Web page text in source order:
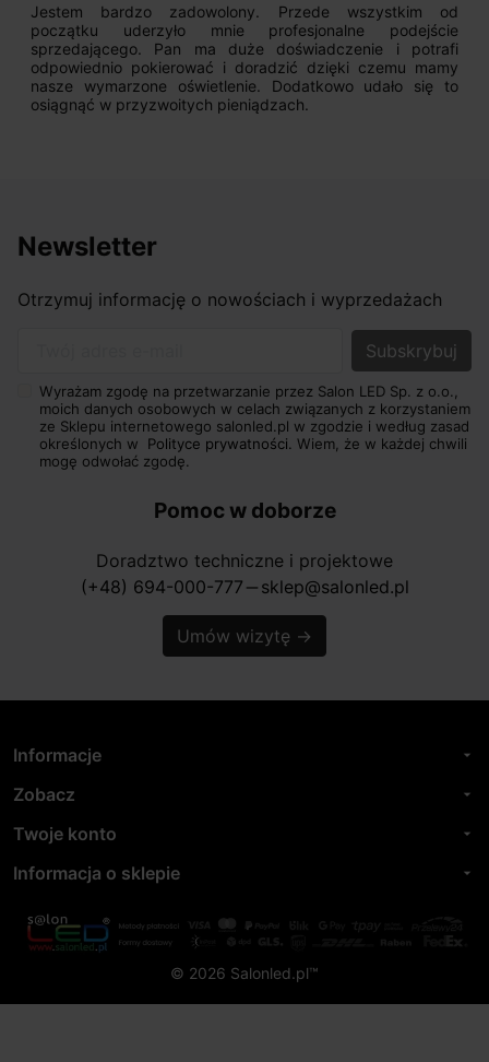
Jestem bardzo zadowolony. Przede wszystkim od
początku uderzyło mnie profesjonalne podejście
sprzedającego. Pan ma duże doświadczenie i potrafi
odpowiednio pokierować i doradzić dzięki czemu mamy
nasze wymarzone oświetlenie. Dodatkowo udało się to
osiągnąć w przyzwoitych pieniądzach.
Newsletter
Otrzymuj informację o nowościach i wyprzedażach
Wyrażam zgodę na przetwarzanie przez Salon LED Sp. z o.o.,
moich danych osobowych w celach związanych z korzystaniem
ze Sklepu internetowego salonled.pl w zgodzie i według zasad
określonych w Polityce prywatności. Wiem, że w każdej chwili
mogę odwołać zgodę.
Pomoc w doborze
Doradztwo techniczne i projektowe
(+48) 694-000-777 horizontal_rule sklep@salonled.pl
Umów wizytę →
Informacje arrow_drop_down
Zobacz arrow_drop_down
Twoje konto arrow_drop_down
Informacja o sklepie arrow_drop_down
© 2026 Salonled.pl™